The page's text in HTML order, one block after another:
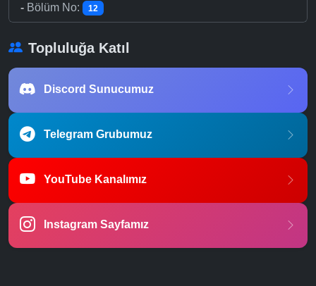
- Bölüm No: 12
Topluluğa Katıl
Discord Sunucumuz
Telegram Grubumuz
YouTube Kanalımız
Instagram Sayfamız